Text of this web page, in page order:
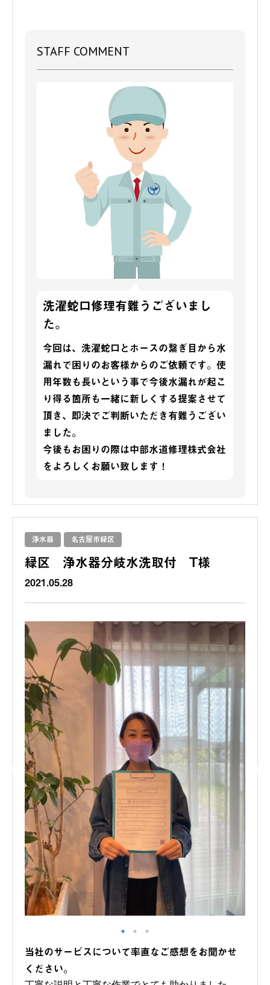
STAFF COMMENT
洗濯蛇口修理有難うございまし
た。
今回は、洗濯蛇口とホースの繋ぎ目から水
漏れで困りのお客様からのご依頼です。使
用年数も長いという事で今後水漏れが起こ
り得る箇所も一緒に新しくする提案させて
頂き、即決でご判断いただき有難うござい
ました。
今後もお困りの際は中部水道修理株式会社
をよろしくお願い致します！
浄水器 名古屋市緑区
緑区 浄水器分岐水洗取付 T様
2021.05.28
当社のサービスについて率直なご感想をお聞かせ
ください。